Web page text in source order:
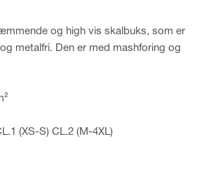
og high vis skalbuks, som er
metalfri. Den er med mashforing og
(XS-S) CL.2 (M-4XL)